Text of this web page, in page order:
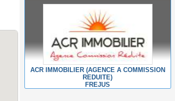
ACR IMMOBILIER (AGENCE A COMMISSION
REDUITE)
FREJUS